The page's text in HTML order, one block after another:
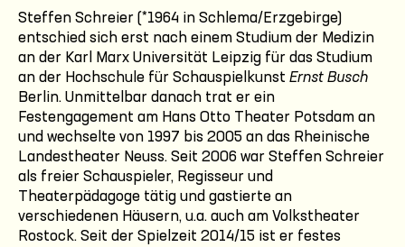
Steffen Schreier (*1964 in Schlema/Erzgebirge)
entschied sich erst nach einem Studium der Medizin
an der Karl Marx Universität Leipzig für das Studium
an der Hochschule für Schauspielkunst Ernst Busch
Berlin. Unmittelbar danach trat er ein
Festengagement am Hans Otto Theater Potsdam an
und wechselte von 1997 bis 2005 an das Rheinische
Landestheater Neuss. Seit 2006 war Steffen Schreier
als freier Schauspieler, Regisseur und
Theaterpädagoge tätig und gastierte an
verschiedenen Häusern, u.a. auch am Volkstheater
Rostock. Seit der Spielzeit 2014/15 ist er festes